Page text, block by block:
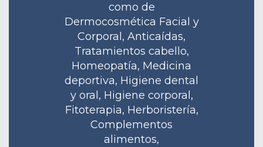
como de
Dermocosmética Facial y
Corporal, Anticaídas,
Tratamientos cabello,
Homeopatía, Medicina
deportiva, Higiene dental
y oral, Higiene corporal,
Fitoterapia, Herboristería,
Complementos
alimentos,